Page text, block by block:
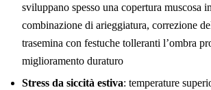
sviluppano spesso una copertura muscosa
combinazione di arieggiatura, correzione
trasemina con festuche tolleranti l’ombra
miglioramento duraturo
Stress da siccità estiva: temperature